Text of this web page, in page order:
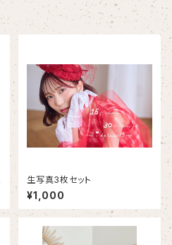
生写真3枚セット
¥1,000